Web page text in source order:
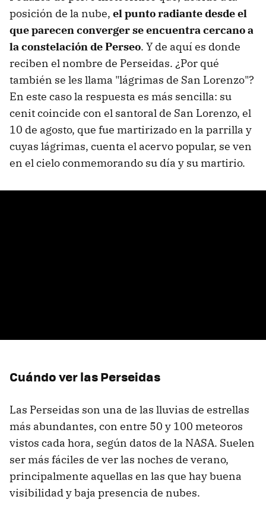
posición de la nube, el punto radiante desde el
que parecen converger se encuentra cercano a
la constelación de Perseo. Y de aquí es donde
reciben el nombre de Perseidas. ¿Por qué
también se les llama "lágrimas de San Lorenzo"?
En este caso la respuesta es más sencilla: su
cenit coincide con el santoral de San Lorenzo, el
10 de agosto, que fue martirizado en la parrilla y
cuyas lágrimas, cuenta el acervo popular, se ven
en el cielo conmemorando su día y su martirio.
Cuándo ver las Perseidas
Las Perseidas son una de las lluvias de estrellas
más abundantes, con entre 50 y 100 meteoros
vistos cada hora, según datos de la NASA. Suelen
ser más fáciles de ver las noches de verano,
principalmente aquellas en las que hay buena
visibilidad y baja presencia de nubes.